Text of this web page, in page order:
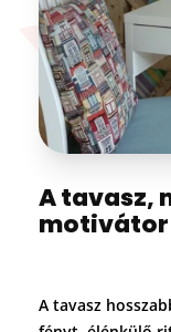
A tavasz,
motivátor
A tavasz